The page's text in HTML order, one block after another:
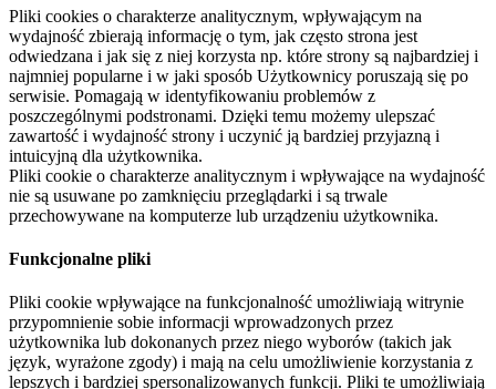
Pliki cookies o charakterze analitycznym, wpływającym na
wydajność zbierają informację o tym, jak często strona jest
odwiedzana i jak się z niej korzysta np. które strony są najbardziej i
najmniej popularne i w jaki sposób Użytkownicy poruszają się po
serwisie. Pomagają w identyfikowaniu problemów z
poszczególnymi podstronami. Dzięki temu możemy ulepszać
zawartość i wydajność strony i uczynić ją bardziej przyjazną i
intuicyjną dla użytkownika.
Pliki cookie o charakterze analitycznym i wpływające na wydajność
nie są usuwane po zamknięciu przeglądarki i są trwale
przechowywane na komputerze lub urządzeniu użytkownika.
Funkcjonalne pliki
Pliki cookie wpływające na funkcjonalność umożliwiają witrynie
przypomnienie sobie informacji wprowadzonych przez
użytkownika lub dokonanych przez niego wyborów (takich jak
język, wyrażone zgody) i mają na celu umożliwienie korzystania z
lepszych i bardziej spersonalizowanych funkcji. Pliki te umożliwiają